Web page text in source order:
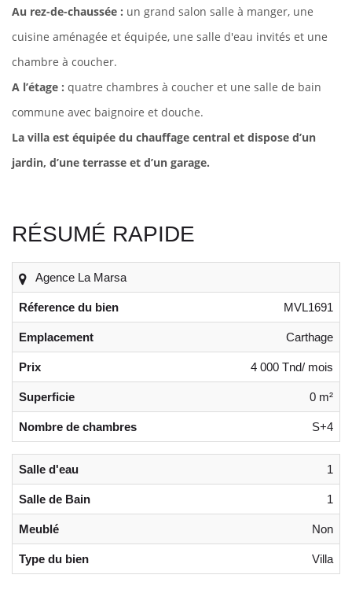
Au rez-de-chaussée : un grand salon salle à manger, une
cuisine aménagée et équipée, une salle d'eau invités et une
chambre à coucher.
A l’étage : quatre chambres à coucher et une salle de bain
commune avec baignoire et douche.
La villa est équipée du chauffage central et dispose d’un
jardin, d’une terrasse et d’un garage.
RÉSUMÉ RAPIDE
Agence La Marsa
Réference du bien MVL1691
Emplacement Carthage
Prix 4 000 Tnd/ mois
Superficie 0 m²
Nombre de chambres S+4
Salle d'eau 1
Salle de Bain 1
Meublé Non
Type du bien Villa